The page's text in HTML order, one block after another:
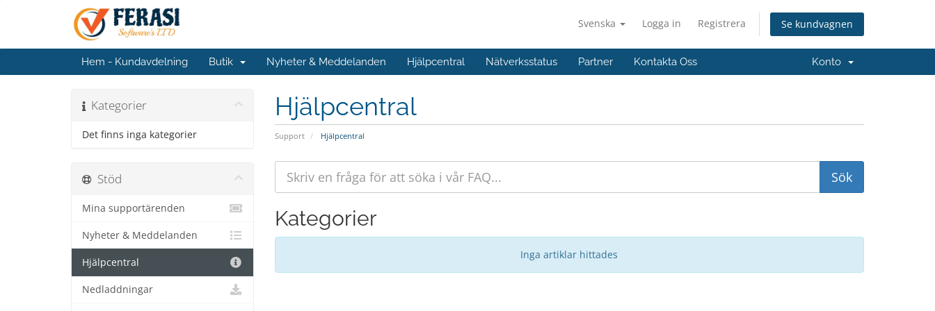
Svenska Logga in Registrera Se kundvagnen
Hem - Kundavdelning Butik Nyheter & Meddelanden Hjälpcentral Nätverksstatus Partner Kontakta Oss Konto
Hjälpcentral
Support Hjälpcentral
Kategorier
Det finns inga kategorier
Kategorier
Inga artiklar hittades
Stöd
Mina supportärenden
Nyheter & Meddelanden
Hjälpcentral
Nedladdningar